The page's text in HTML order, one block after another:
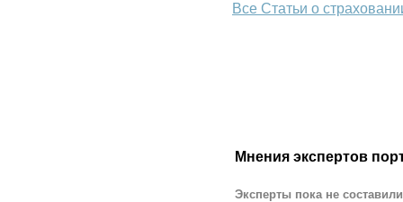
Все Статьи о
Мнения экспертов
Эксперты пока не